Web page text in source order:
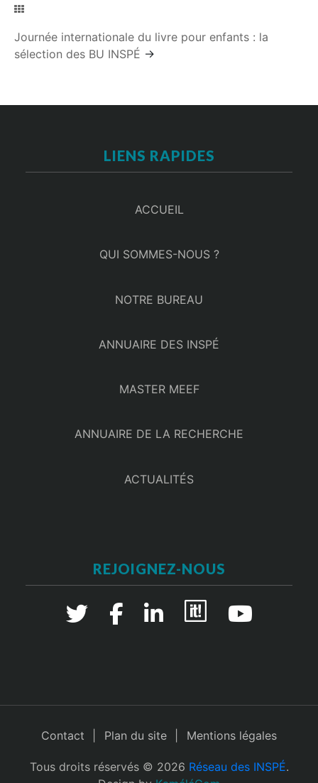
Journée internationale du livre pour enfants : la
sélection des BU INSPÉ →
LIENS RAPIDES
ACCUEIL
QUI SOMMES-NOUS ?
NOTRE BUREAU
ANNUAIRE DES INSPÉ
MASTER MEEF
ANNUAIRE DE LA RECHERCHE
ACTUALITÉS
REJOIGNEZ-NOUS
Contact Plan du site Mentions légales
Tous droits réservés © 2026 Réseau des INSPÉ.